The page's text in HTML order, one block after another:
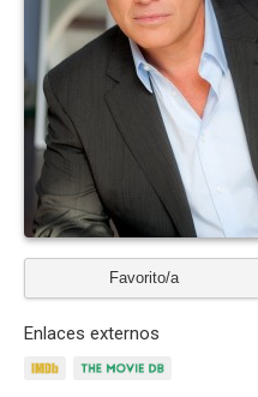
Favorito/a
Enlaces externos